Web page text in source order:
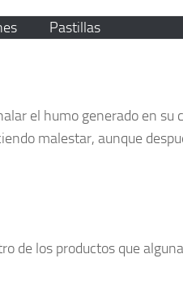
Pastillas
el humo generado en su
malestar, aunque
de los productos que